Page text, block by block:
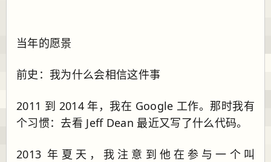
当年的愿景
前史：我为什么会相信这件事
2011 到 2014 年，我在 Google 工作。那时我有
个习惯：去看 Jeff Dean 最近又写了什么代码。
2013 年夏天，我注意到他在参与一个叫